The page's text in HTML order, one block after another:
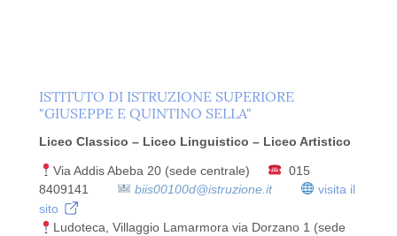
ISTITUTO DI ISTRUZIONE SUPERIORE
"GIUSEPPE E QUINTINO SELLA"
Liceo Classico – Liceo Linguistico – Liceo Artistico
Via Addis Abeba 20 (sede centrale)
015
8409141
biis00100d@istruzione.it
visita il
sito
Ludoteca, Villaggio Lamarmora via Dorzano 1 (sede